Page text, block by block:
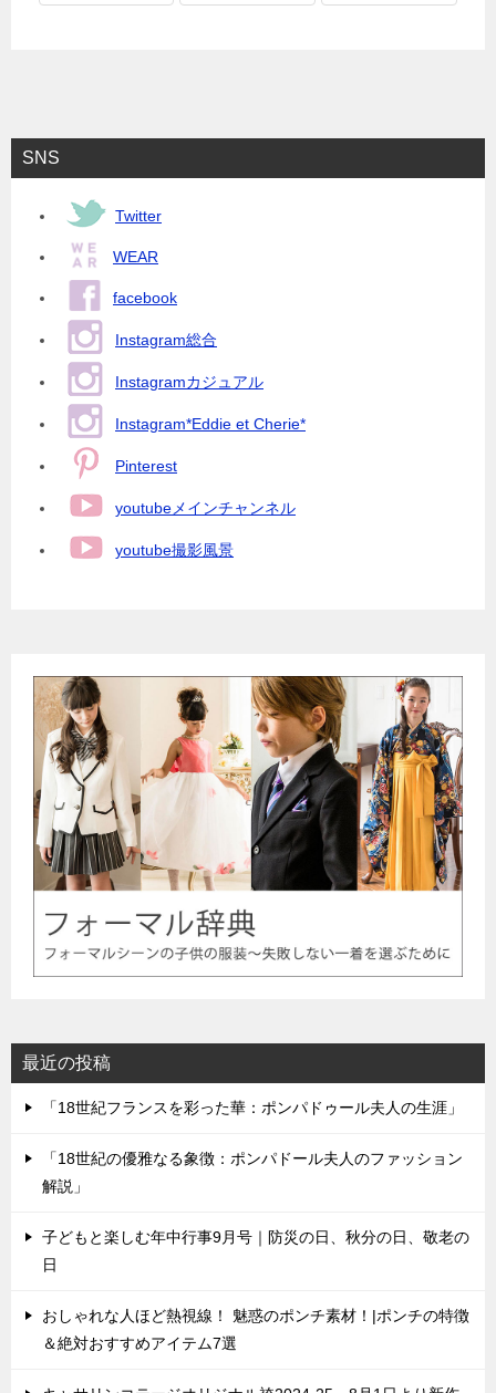
SNS
Twitter
WEAR
facebook
Instagram総合
Instagramカジュアル
Instagram*Eddie et Cherie*
Pinterest
youtubeメインチャンネル
youtube撮影風景
最近の投稿
「18世紀フランスを彩った華：ポンパドゥール夫人の生涯」
「18世紀の優雅なる象徴：ポンパドール夫人のファッション
解説」
子どもと楽しむ年中行事9月号｜防災の日、秋分の日、敬老の
日
おしゃれな人ほど熱視線！ 魅惑のポンチ素材！|ポンチの特徴
＆絶対おすすめアイテム7選